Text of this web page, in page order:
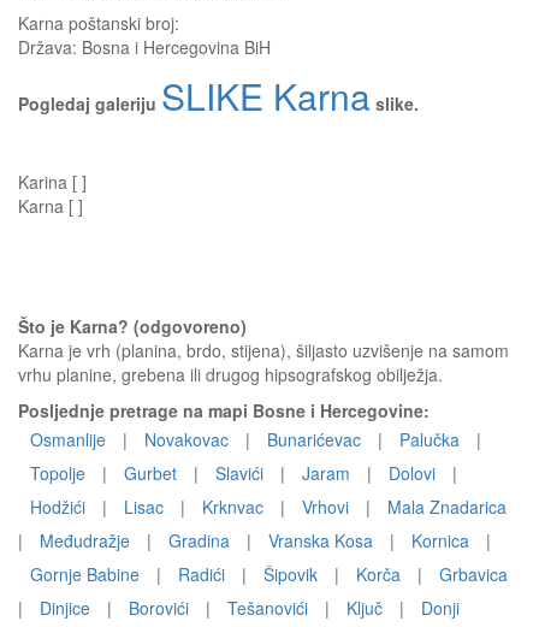
Karna poštanski broj:
Država: Bosna i Hercegovina BiH
Pogledaj galeriju SLIKE Karna slike.
Karina [ ]
Karna [ ]
Što je Karna? (odgovoreno)
Karna je vrh (planina, brdo, stijena), šiljasto uzvišenje na samom
vrhu planine, grebena ili drugog hipsografskog obilježja.
Posljednje pretrage na mapi Bosne i Hercegovine:
Osmanlije
| Novakovac | Bunarićevac | Palučka
|
Topolje
| Gurbet | Slavići | Jaram | Dolovi
|
Hodžići
| Lisac | Krknvac | Vrhovi |
Mala Znadarica
|
Međudražje | Gradina | Vranska Kosa | Kornica
|
Gornje Babine
| Radići | Šipovik | Korča |
Grbavica
|
Dinjice | Borovići | Tešanovići | Ključ | Donji